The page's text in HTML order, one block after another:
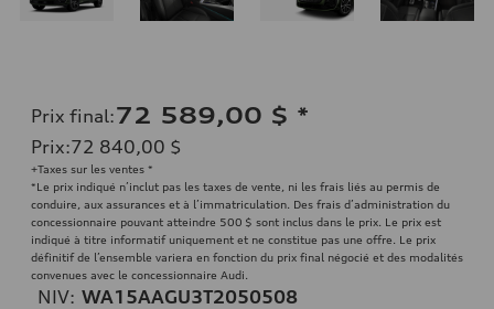
Prix final:72 589,00 $ *
Prix:72 840,00 $
+Taxes sur les ventes *
*Le prix indiqué n’inclut pas les taxes de vente, ni les frais liés au permis de
conduire, aux assurances et à l’immatriculation. Des frais d’administration du
concessionnaire pouvant atteindre 500 $ sont inclus dans le prix. Le prix est
indiqué à titre informatif uniquement et ne constitue pas une offre. Le prix
définitif de l’ensemble variera en fonction du prix final négocié et des modalités
convenues avec le concessionnaire Audi.
NIV: WA15AAGU3T2050508